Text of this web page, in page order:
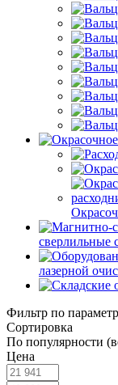
сверлильные
лазерной
Фильтр по
Сортировка
По популярности
Цена